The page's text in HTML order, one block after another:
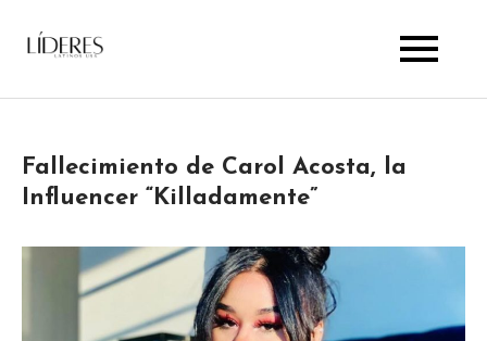
Fallecimiento de Carol Acosta, la
Influencer “Killadamente”